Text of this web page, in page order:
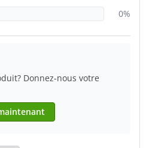
0%
Donnez-nous votre